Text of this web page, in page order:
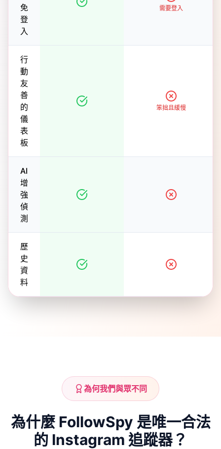
免
登
入
需要登入
行
動
友
善
的
儀
表
板
笨拙且緩慢
AI
增
強
偵
測
歷
史
資
料
為何我們與眾不同
為什麼 FollowSpy 是唯一合法
的 Instagram 追蹤器？